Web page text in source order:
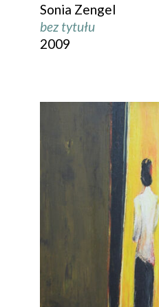
Sonia Zengel
bez tytułu
2009